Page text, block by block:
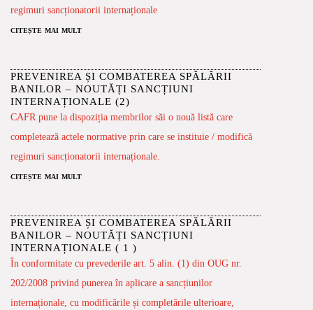
regimuri sancționatorii internaționale
citește mai mult
PREVENIREA ȘI COMBATEREA SPĂLĂRII
BANILOR – NOUTĂȚI SANCȚIUNI
INTERNAȚIONALE (2)
CAFR pune la dispoziția membrilor săi o nouă listă care
completează actele normative prin care se instituie / modifică
regimuri sancționatorii internaționale.
citește mai mult
PREVENIREA ȘI COMBATEREA SPĂLĂRII
BANILOR – NOUTĂȚI SANCȚIUNI
INTERNAȚIONALE ( 1 )
În conformitate cu prevederile art. 5 alin. (1) din OUG nr.
202/2008 privind punerea în aplicare a sancțiunilor
internaționale, cu modificările și completările ulterioare,